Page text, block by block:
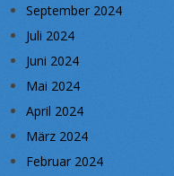
September 2024
Juli 2024
Juni 2024
Mai 2024
April 2024
März 2024
Februar 2024